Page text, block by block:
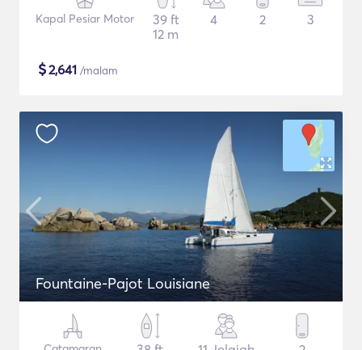
Kapal Pesiar Motor
39 ft
12 m
4 2 3
$2,641 /malam
Fountaine-Pajot Louisiane